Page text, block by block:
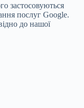
застосовуються
послуг Google.
до нашої